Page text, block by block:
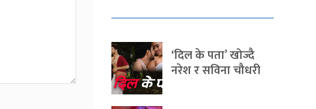
‘दिल के पता’ खोज्दै
नरेश र सविना चौधरी